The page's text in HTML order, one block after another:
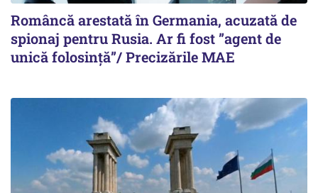
Româncă arestată în Germania, acuzată de
spionaj pentru Rusia. Ar fi fost ”agent de
unică folosință”/ Precizările MAE